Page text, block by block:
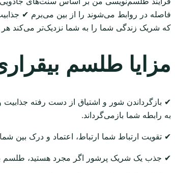
فاصله در روابط می‌شوند را از بین می‌برم ✔
که شریک زندگی شما را به شما نزدیک‌تر می‌کند
مزایا طلسم
✔ بازگرداندن شور و اشتیاق از دست رفته
به رابطه شما بازمی‌گرداند.
✔ تقویت ارتباط شما ارتباط، اعتماد و درک
✔ جذب یک شریک پرشور اگر مجرد هستید، طلسم